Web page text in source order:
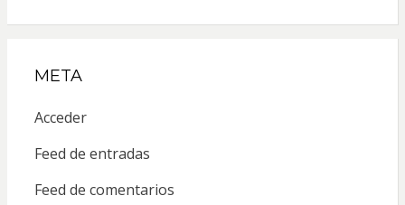
META
Acceder
Feed de entradas
Feed de comentarios